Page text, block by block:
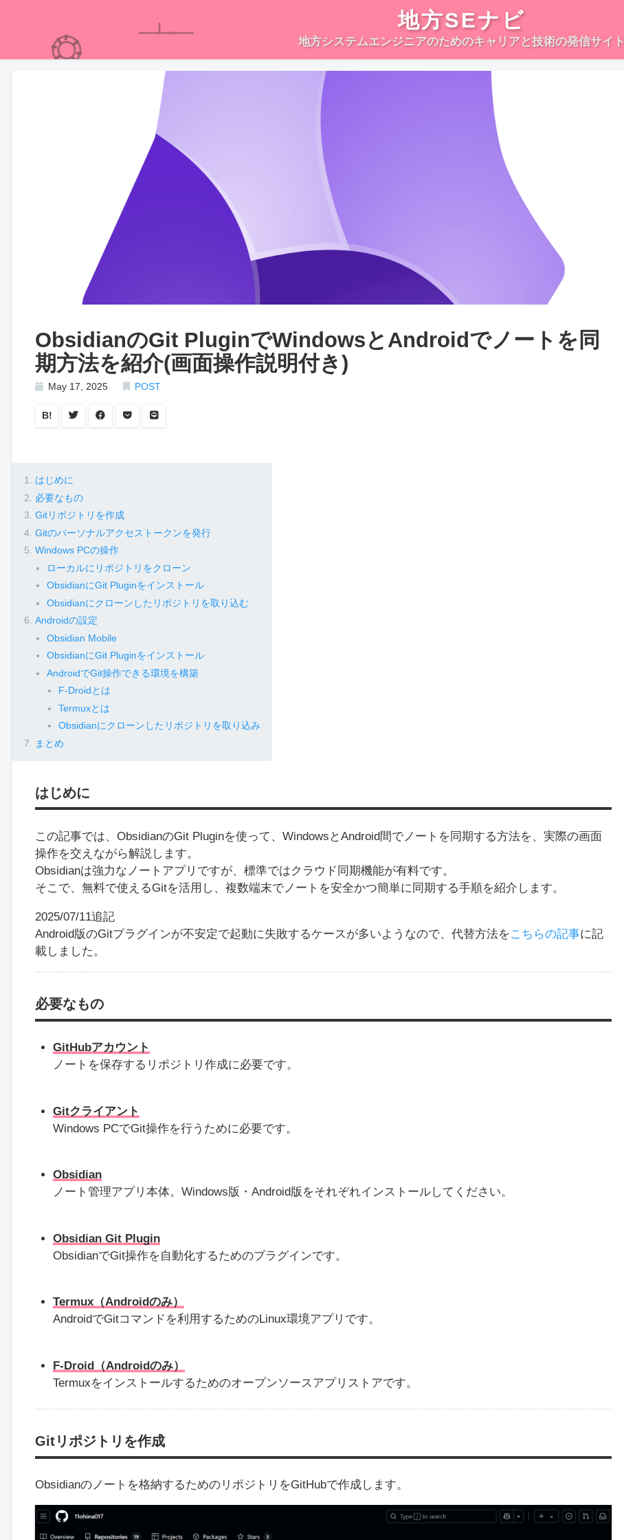
地方SEナビ
地方システムエンジニアのためのキャリアと技術の発信サイト
ObsidianのGit PluginでWindowsとAndroidでノートを同
期方法を紹介(画面操作説明付き)
May 17, 2025 POST
B!
はじめに
必要なもの
Gitリポジトリを作成
Gitのパーソナルアクセストークンを発行
Windows PCの操作
ローカルにリポジトリをクローン
ObsidianにGit Pluginをインストール
Obsidianにクローンしたリポジトリを取り込む
Androidの設定
Obsidian Mobile
ObsidianにGit Pluginをインストール
AndroidでGit操作できる環境を構築
F-Droidとは
Termuxとは
Obsidianにクローンしたリポジトリを取り込み
まとめ
はじめに
この記事では、ObsidianのGit Pluginを使って、WindowsとAndroid間でノートを同期する方法を、実際の画面
操作を交えながら解説します。
Obsidianは強力なノートアプリですが、標準ではクラウド同期機能が有料です。
そこで、無料で使えるGitを活用し、複数端末でノートを安全かつ簡単に同期する手順を紹介します。
2025/07/11追記
Android版のGitプラグインが不安定で起動に失敗するケースが多いようなので、代替方法をこちらの記事に記
載しました。
必要なもの
GitHubアカウント
ノートを保存するリポジトリ作成に必要です。
Gitクライアント
Windows PCでGit操作を行うために必要です。
Obsidian
ノート管理アプリ本体。Windows版・Android版をそれぞれインストールしてください。
Obsidian Git Plugin
ObsidianでGit操作を自動化するためのプラグインです。
Termux（Androidのみ）
AndroidでGitコマンドを利用するためのLinux環境アプリです。
F-Droid（Androidのみ）
Termuxをインストールするためのオープンソースアプリストアです。
Gitリポジトリを作成
Obsidianのノートを格納するためのリポジトリをGitHubで作成します。